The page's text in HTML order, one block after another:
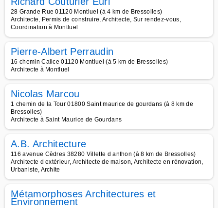
28 Grande Rue 01120 Montluel (à 4 km de Bressolles)
Architecte, Permis de construire, Architecte, Sur rendez-vous,
Coordination à Montluel
Pierre-Albert Perraudin
16 chemin Calice 01120 Montluel (à 5 km de Bressolles)
Architecte à Montluel
Nicolas Marcou
1 chemin de la Tour 01800 Saint maurice de gourdans (à 8 km de
Bressolles)
Architecte à Saint Maurice de Gourdans
A.B. Architecture
116 avenue Cèdres 38280 Villette d anthon (à 8 km de Bressolles)
Architecte d extérieur, Architecte de maison, Architecte en rénovation,
Urbaniste, Archite
Métamorphoses Architectures et
Environnement